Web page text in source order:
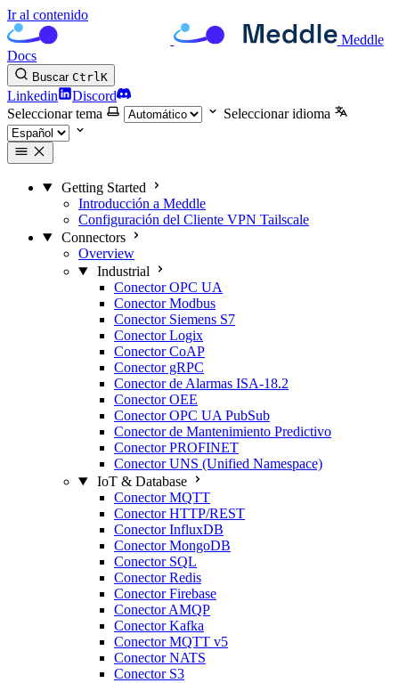
Ir al contenido
Meddle
Docs
Buscar CtrlK
Linkedin
Discord
Seleccionar tema
Seleccionar idioma
Getting Started
Introducción a Meddle
Configuración del Cliente VPN Tailscale
Connectors
Overview
Industrial
Conector OPC UA
Conector Modbus
Conector Siemens S7
Conector Logix
Conector CoAP
Conector gRPC
Conector de Alarmas ISA-18.2
Conector OEE
Conector OPC UA PubSub
Conector de Mantenimiento Predictivo
Conector PROFINET
Conector UNS (Unified Namespace)
IoT & Database
Conector MQTT
Conector HTTP/REST
Conector InfluxDB
Conector MongoDB
Conector SQL
Conector Redis
Conector Firebase
Conector AMQP
Conector Kafka
Conector MQTT v5
Conector NATS
Conector S3